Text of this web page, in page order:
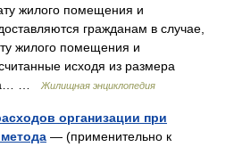
жилого помещения и
гражданам в случае,
жилого помещения и
исходя из размера
…
Жилищная энциклопедия
организации при
— (применительно к